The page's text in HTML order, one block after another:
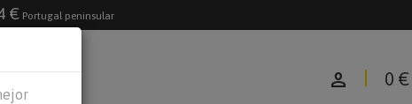
€ Portugal peninsular
person 0 €